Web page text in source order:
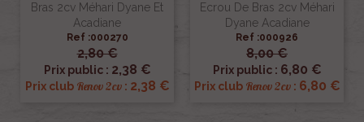
Bras 2cv Méhari Dyane Et
Acadiane
Ref :000270
2,80 €
Prix public : 2,38 €
Prix club Renov 2cv: 2,38 €
Ecrou De Bras 2cv Méhari
Dyane Acadiane
Ref :000926
8,00 €
Prix public : 6,80 €
Prix club Renov 2cv: 6,80 €